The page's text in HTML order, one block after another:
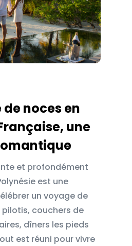
noces en
une
et profondément
est une
un voyage de
pilotis, couchers de
dîners les pieds
est réuni pour vivre